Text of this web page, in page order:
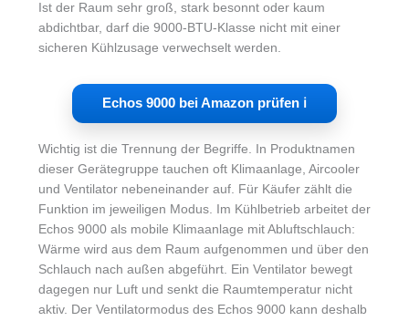
Ist der Raum sehr groß, stark besonnt oder kaum
abdichtbar, darf die 9000-BTU-Klasse nicht mit einer
sicheren Kühlzusage verwechselt werden.
Echos 9000 bei Amazon prüfen ℹ︎
Wichtig ist die Trennung der Begriffe. In Produktnamen
dieser Gerätegruppe tauchen oft Klimaanlage, Aircooler
und Ventilator nebeneinander auf. Für Käufer zählt die
Funktion im jeweiligen Modus. Im Kühlbetrieb arbeitet der
Echos 9000 als mobile Klimaanlage mit Abluftschlauch:
Wärme wird aus dem Raum aufgenommen und über den
Schlauch nach außen abgeführt. Ein Ventilator bewegt
dagegen nur Luft und senkt die Raumtemperatur nicht
aktiv. Der Ventilatormodus des Echos 9000 kann deshalb